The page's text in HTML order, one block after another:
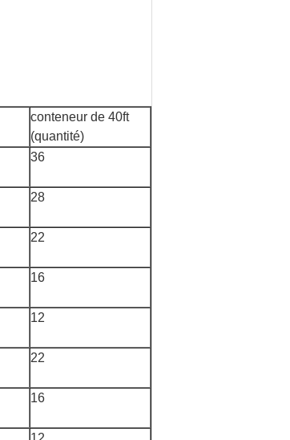
conteneur de 40ft
(quantité)
36
28
22
16
12
22
16